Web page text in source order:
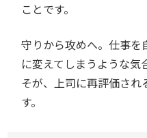
ことです。
守りから攻めへ。仕事を
に変えてしまうような気
そが、上司に再評価され
す。